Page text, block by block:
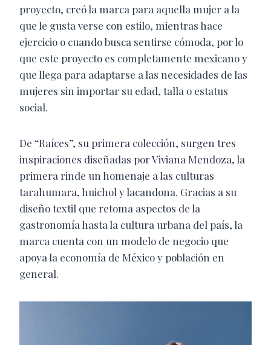
proyecto, creó la marca para aquella mujer a la
que le gusta verse con estilo, mientras hace
ejercicio o cuando busca sentirse cómoda, por lo
que este proyecto es completamente mexicano y
que llega para adaptarse a las necesidades de las
mujeres sin importar su edad, talla o estatus
social.
De “Raíces”, su primera colección, surgen tres
inspiraciones diseñadas por Viviana Mendoza, la
primera rinde un homenaje a las culturas
tarahumara, huichol y lacandona. Gracias a su
diseño textil que retoma aspectos de la
gastronomía hasta la cultura urbana del país, la
marca cuenta con un modelo de negocio que
apoya la economía de México y población en
general.